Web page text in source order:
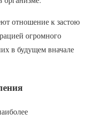
отношение к застою
огромного
в будущем вначале